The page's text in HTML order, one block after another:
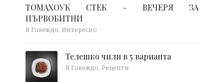
ТОМАХОУК СТЕК – ВЕЧЕРЯ ЗА
ПЪРВОБИТНИ
В Говеждо, Интересно
Телешко чили в 5 варианта
В Говеждо, Рецепти